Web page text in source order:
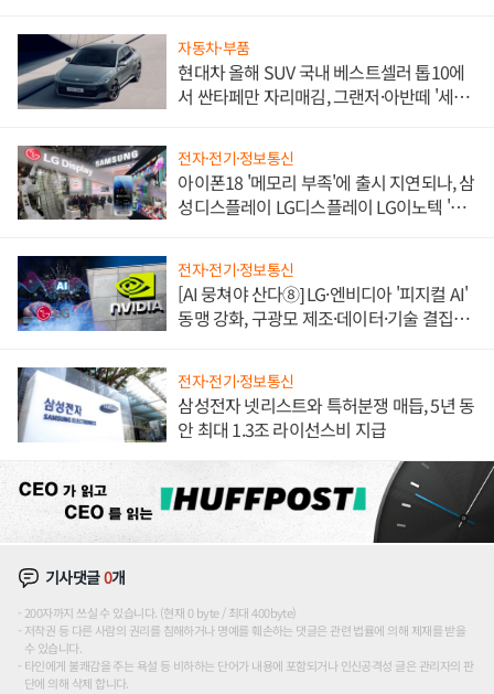
자동차·부품
현대차 올해 SUV 국내 베스트셀러 톱10에
서 싼타페만 자리매김, 그랜저·아반떼 '세단
전자·전기·정보통신
아이폰18 '메모리 부족'에 출시 지연되나, 삼
성디스플레이 LG디스플레이 LG이노텍 '탈
전자·전기·정보통신
[AI 뭉쳐야 산다⑧] LG·엔비디아 '피지컬 AI'
동맹 강화, 구광모 제조·데이터·기술 결집
전자·전기·정보통신
삼성전자 넷리스트와 특허분쟁 매듭, 5년 동
안 최대 1.3조 라이선스비 지급
기사댓글0개
200자까지 쓰실 수 있습니다. (현재 0 byte / 최대 400byte)
저작권 등 다른 사람의 권리를 침해하거나 명예를 훼손하는 댓글은 관련 법률에 의해 제재를 받을
수 있습니다.
타인에게 불쾌감을 주는 욕설 등 비하하는 단어가 내용에 포함되거나 인신공격성 글은 관리자의 판
단에 의해 삭제 합니다.